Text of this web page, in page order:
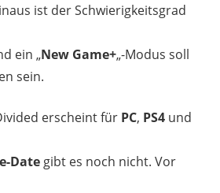
ist der Schwierigkeitsgrad
ein „New Game+„-Modus soll
sein.
erscheint für PC, PS4und
Dategibt es noch nicht. Vor